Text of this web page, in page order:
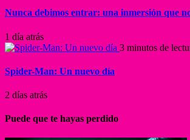
Nunca debimos entrar: una inmersión que
1 día atrás
3 minutos de
Spider-Man: Un nuevo día
2 días atrás
Puede que te hayas perdido